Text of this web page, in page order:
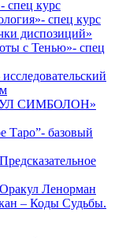
спец курс
спец курс
диспозиций»
с Тенью»- спец
СИМБОЛОН»
Таро”- базовый
Ленорман
– Коды Судьбы.